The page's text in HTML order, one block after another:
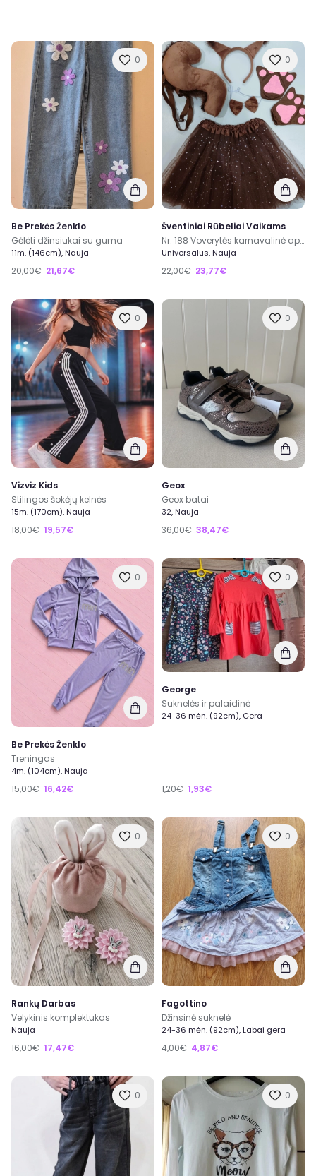
0
Be Prekės Ženklo
Gėlėti džinsiukai su guma
11m. (146cm), Nauja
20,00€ 21,67€
0
Šventiniai Rūbeliai Vaikams
Nr. 188 Voverytės karnavalinė apranga
Universalus, Nauja
22,00€ 23,77€
0
Vizviz Kids
Stilingos šokėjų kelnės
15m. (170cm), Nauja
18,00€ 19,57€
0
Geox
Geox batai
32, Nauja
36,00€ 38,47€
0
Be Prekės Ženklo
Treningas
4m. (104cm), Nauja
15,00€ 16,42€
0
George
Suknelės ir palaidinė
24-36 mėn. (92cm), Gera
1,20€ 1,93€
0
Rankų Darbas
Velykinis komplektukas
Nauja
16,00€ 17,47€
0
Fagottino
Džinsinė suknelė
24-36 mėn. (92cm), Labai gera
4,00€ 4,87€
0 0